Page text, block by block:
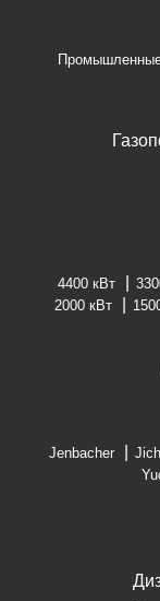
4400 кВт
2000 кВт
Jenbacher